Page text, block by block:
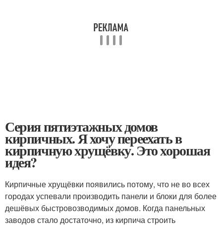
Серия пятиэтажных домов
кирпичных. Я хочу переехать в
кирпичную хрущёвку. Это хорошая
идея?
Кирпичные хрущёвки появились потому, что не во всех
городах успевали производить панели и блоки для более
дешёвых быстровозводимых домов. Когда панельных
заводов стало достаточно, из кирпича строить